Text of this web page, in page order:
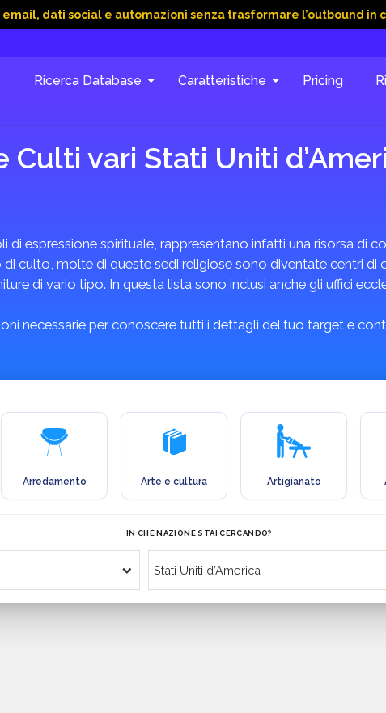
social e automazioni senza trasformare l’outbound in caos 15
Ricerca Database Caratteristiche Pricing
Culti vari Stati Uniti
espressione spirituale, rappresentano infatti una risorsa di
culto, molte di queste sedi religiose sono diventate centri di
di vario tipo. In questa lista sono inclusi anche gli uffici
necessarie per conoscere tutti i dettagli del tuo target e
Arredamento Arte e cultura Artigianato
IN CHE NAZIONE STAI CERCANDO?